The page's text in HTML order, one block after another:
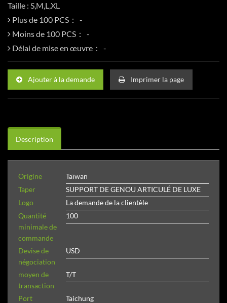
Taille : S,M,L,XL
Plus de 100 PCS：
Moins de 100 PCS：
Délai de mise en œuvre：
Ajouter à la demande Imprimer la page
Description
Origine
Taïwan
Taper
SUPPORT DE GENOU ARTICULÉ DE LUXE
Logo
La demande de la clientèle
Quantité
minimale de
commande
100
Devise de
négociation
USD
moyen de
transaction
T/T
Port Taichung